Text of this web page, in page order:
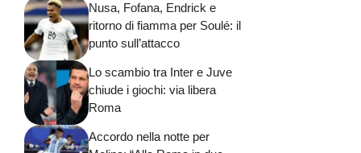
Nusa, Fofana, Endrick e
ritorno di fiamma per Soulé: il
punto sull’attacco
Lo scambio tra Inter e Juve
chiude i giochi: via libera
Roma
Accordo nella notte per